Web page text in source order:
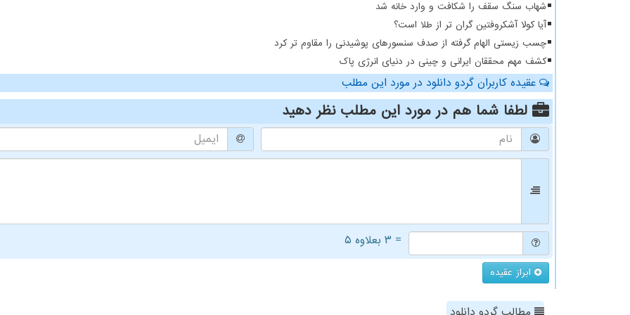
شهاب سنگ سقف را شکافت و وارد خانه شد
آیا کولا آشکروفتین گران تر از طلا است؟
چسب زیستی الهام گرفته از صدف سنسورهای پوشیدنی را مقاوم تر کرد
کشف مهم محققان ایرانی و چینی در دنیای انرژی پاک
عقیده کاربران گردو دانلود در مورد این مطلب
لطفا شما هم در مورد این مطلب نظر دهید
= ۳ بعلاوه ۵
ابراز عقیده